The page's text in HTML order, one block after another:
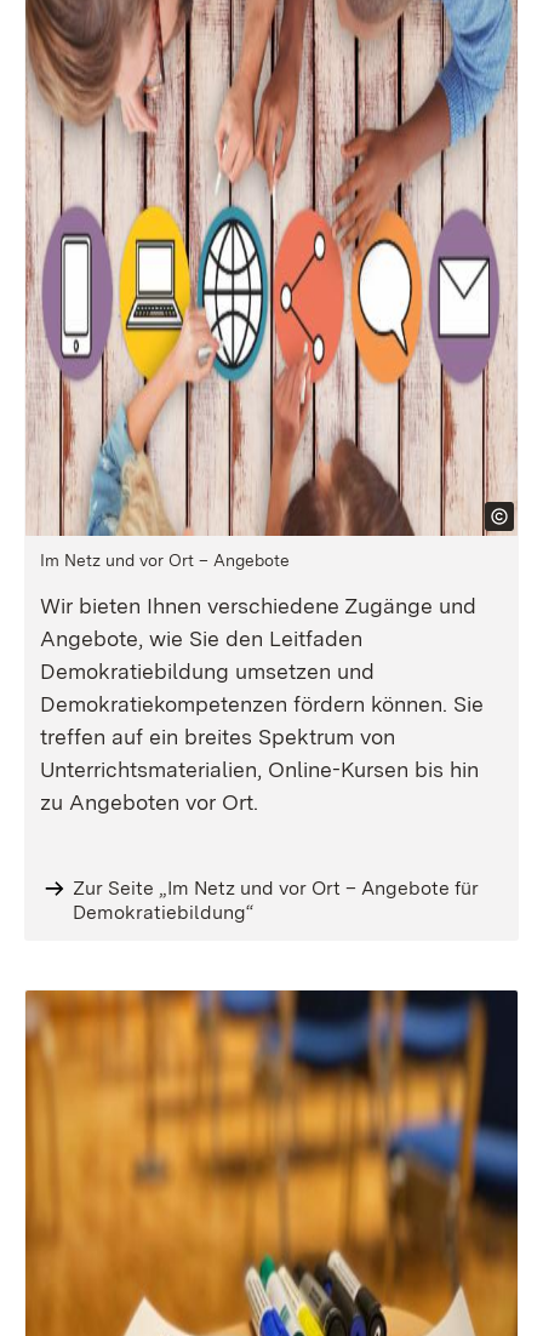
Im Netz und vor Ort – Angebote
Wir bieten Ihnen verschiedene Zugänge und
Angebote, wie Sie den Leitfaden
Demokratiebildung umsetzen und
Demokratiekompetenzen fördern können. Sie
treffen auf ein breites Spektrum von
Unterrichtsmaterialien, Online-Kursen bis hin
zu Angeboten vor Ort.
Zur Seite „Im Netz und vor Ort – Angebote für
Demokratiebildung“